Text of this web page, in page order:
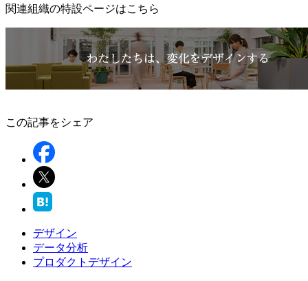
関連組織の特設ページはこちら
この記事をシェア
デザイン
データ分析
プロダクトデザイン